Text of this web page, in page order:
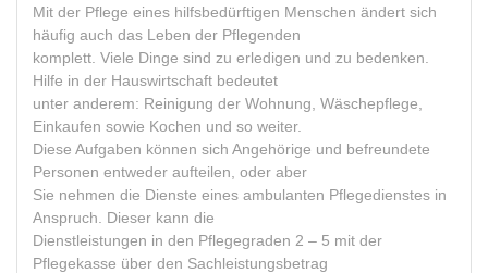
Mit der Pflege eines hilfsbedürftigen Menschen ändert sich
häufig auch das Leben der Pflegenden
komplett. Viele Dinge sind zu erledigen und zu bedenken.
Hilfe in der Hauswirtschaft bedeutet
unter anderem: Reinigung der Wohnung, Wäschepflege,
Einkaufen sowie Kochen und so weiter.
Diese Aufgaben können sich Angehörige und befreundete
Personen entweder aufteilen, oder aber
Sie nehmen die Dienste eines ambulanten Pflegedienstes in
Anspruch. Dieser kann die
Dienstleistungen in den Pflegegraden 2 – 5 mit der
Pflegekasse über den Sachleistungsbetrag